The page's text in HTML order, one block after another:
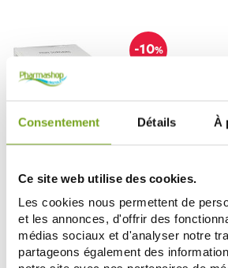
Consentement Détails À
Ce site web utilise des cookies.
Les cookies nous permettent de
et les annonces, d'offrir des
médias sociaux et d'analyser notre
partageons également des
-10%
PHYT'S PAIN SURGRAS 100G
9,30 € 8,37 €
PHYT'S